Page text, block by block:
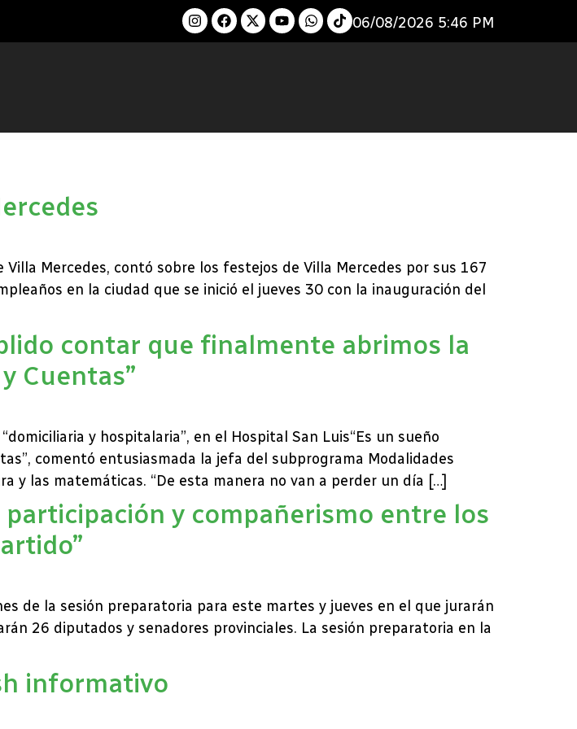
06/08/2026 5:46 PM
Mercedes, contó sobre los festejos de Villa Mercedes por sus 167
en la ciudad que se inició el jueves 30 con la inauguración del
contar que finalmente abrimos la
Cuentas”
y hospitalaria”, en el Hospital San Luis“Es un sueño
comentó entusiasmada la jefa del subprograma Modalidades
y las matemáticas. “De esta manera no van a perder un día […]
participación y compañerismo entre los
de la sesión preparatoria para este martes y jueves en el que jurarán
26 diputados y senadores provinciales. La sesión preparatoria en la
informativo